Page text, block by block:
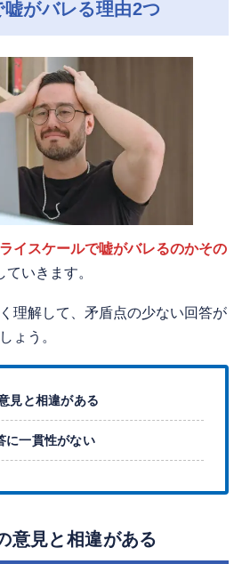
がバレる理由2つ
ライスケールで嘘がバレるのかその
いきます。
理解して、矛盾点の少ない回答が
ょう。
見と相違がある
に一貫性がない
意見と相違がある